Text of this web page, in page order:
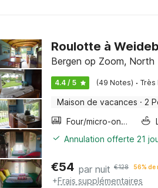
Roulotte à
Bergen op Zoom, North
4.4 / 5 (49 Notes) · Très
Maison de vacances · 2
Four/micro-onde combinés
Annulation offerte 21
€54 par nuit €128 56% de
+Frais supplémentaires